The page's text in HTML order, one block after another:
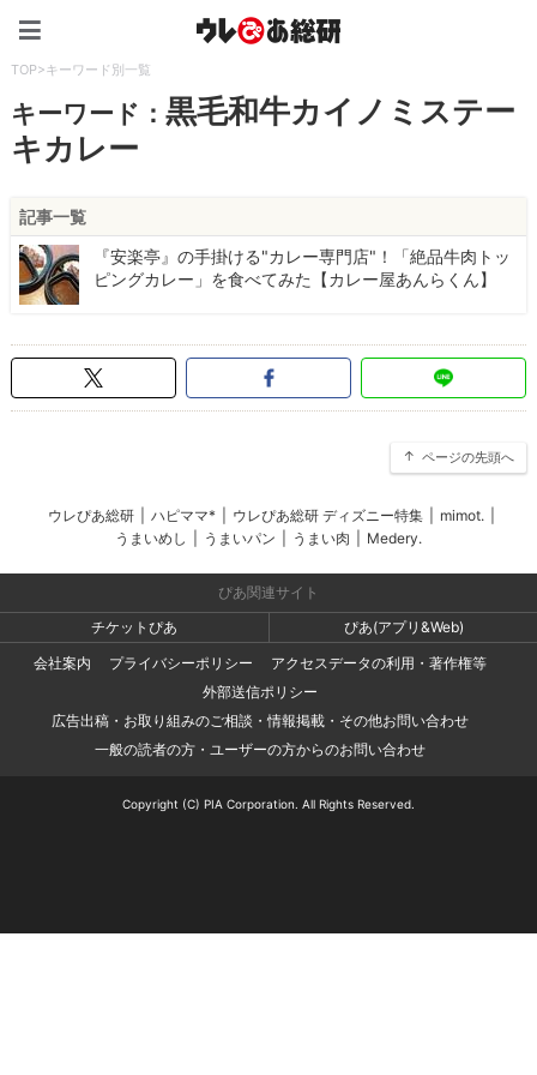
TOP>キーワード別一覧
キーワード：黒毛和牛カイノミステー
キカレー
記事一覧
『安楽亭』の手掛ける"カレー専門店"！「絶品牛肉トッ
ピングカレー」を食べてみた【カレー屋あんらくん】
ページの先頭へ
ウレぴあ総研 ハピママ* ウレぴあ総研 ディズニー特集 mimot.
うまいめし
うまいパン うまい肉 Medery.
ぴあ関連サイト
チケットぴあ
ぴあ(アプリ&Web)
会社案内
プライバシーポリシー
アクセスデータの利用・著作権等
外部送信ポリシー
広告出稿・お取り組みのご相談・情報掲載・その他お問い合わせ
一般の読者の方・ユーザーの方からのお問い合わせ
Copyright (C) PIA Corporation. All Rights Reserved.